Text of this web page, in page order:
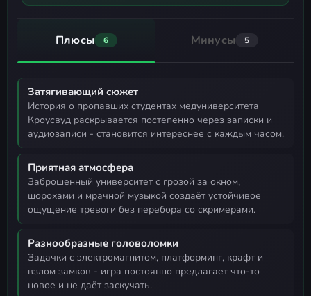
Плюсы 6 Минусы 5
Затягивающий сюжет
история о пропавших студентах медуниверситета
Кроусвуд раскрывается постепенно через записки и
аудиозаписи - становится интереснее с каждым часом.
Приятная атмосфера
заброшенный университет с грозой за окном,
шорохами и мрачной музыкой создаёт устойчивое
ощущение тревоги без перебора со скримерами.
Разнообразные головоломки
задачки с электромагнитом, платформинг, крафт и
взлом замков - игра постоянно предлагает что-то
новое и не даёт заскучать.